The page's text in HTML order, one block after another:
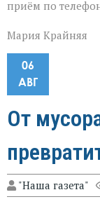
приём по
Мария Крайняя
06
АВГ
От
"Наша газета"